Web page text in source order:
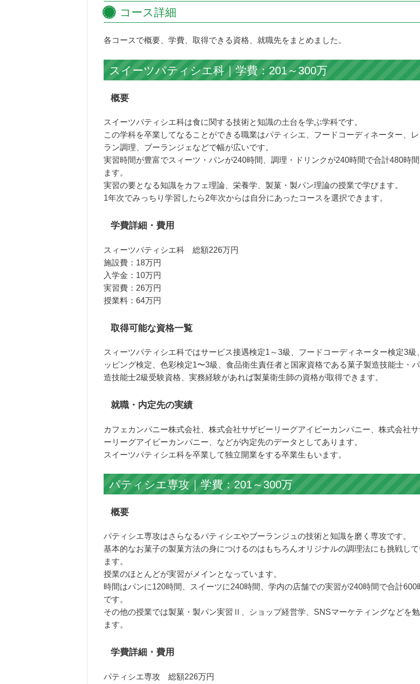
コース詳細
各コースで概要、学費、取得できる資格、就職先をまとめました。
スイーツパティシエ科｜学費：201～300万
概要
スイーツパティシエ科は食に関する技術と知識の土台を学ぶ学科です。
この学科を卒業してなることができる職業はパティシエ、フードコーディネーター、レ
ラン調理、ブーランジェなどで幅が広いです。
実習時間が豊富でスィーツ・パンが240時間、調理・ドリンクが240時間で合計480時間
ます。
実習の要となる知識をカフェ理論、栄養学、製菓・製パン理論の授業で学びます。
1年次でみっちり学習したら2年次からは自分にあったコースを選択できます。
学費詳細・費用
スィーツパティシエ科 総額226万円
施設費：18万円
入学金：10万円
実習費：26万円
授業料：64万円
取得可能な資格一覧
スィーツパティシエ科ではサービス接遇検定1～3級、フードコーディネーター検定3級
ッピング検定、色彩検定1〜3級、食品衛生責任者と国家資格である菓子製造技能士・
造技能士2級受験資格、実務経験があれば製菓衛生師の資格が取得できます。
就職・内定先の実績
カフェカンパニー株式会社、株式会社サザビーリーグアイビーカンパニー、株式会社
ーリーグアイビーカンパニー、などが内定先のデータとしてあります。
スイーツパティシエ科を卒業して独立開業をする卒業生もいます。
パティシエ専攻｜学費：201～300万
概要
パティシエ専攻はさらなるパティシエやブーランジュの技術と知識を磨く専攻です。
基本的なお菓子の製菓方法の身につけるのはもちろんオリジナルの調理法にも挑戦して
ます。
授業のほとんどが実習がメインとなっています。
時間はパンに120時間、スイーツに240時間、学内の店舗での実習が240時間で合計600
です。
その他の授業では製菓・製パン実習Ⅱ、ショップ経営学、SNSマーケティングなどを
ます。
学費詳細・費用
パティシエ専攻 総額226万円